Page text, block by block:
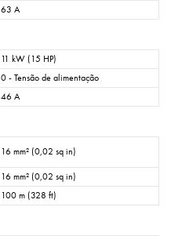
63 A
11 kW (15 HP)
0 - Tensão de alimentação
46 A
16 mm² (0,02 sq in)
16 mm² (0,02 sq in)
100 m (328 ft)